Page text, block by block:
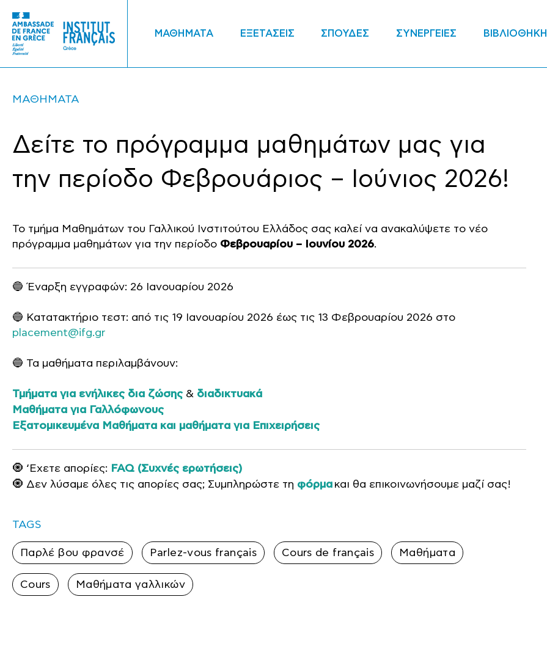
ΜΑΘΗΜΑΤΑ ΕΞΕΤΑΣΕΙΣ ΣΠΟΥΔΕΣ ΣΥΝΕΡΓΕΙΕΣ ΒΙΒΛΙΟΘΗΚΗ
ΜΑΘΗΜΑΤΑ
Δείτε το πρόγραμμα μαθημάτων μας για
την περίοδο Φεβρουάριος – Ιούνιος 2026!
Το τμήμα Μαθημάτων του Γαλλικού Ινστιτούτου Ελλάδος σας καλεί να ανακαλύψετε το νέο
πρόγραμμα μαθημάτων για την περίοδο Φεβρουαρίου – Ιουνίου 2026.
🔵 Έναρξη εγγραφών: 26 Ιανουαρίου 2026
🔵 Κατατακτήριο τεστ: από τις 19 Ιανουαρίου 2026 έως τις 13 Φεβρουαρίου 2026 στο
placement@ifg.gr
🔵 Τα μαθήματα περιλαμβάνουν:
Τμήματα για ενήλικες δια ζώσης& διαδικτυακά
Μαθήματα για Γαλλόφωνους
Εξατομικευμένα Μαθήματα και μαθήματα για Επιχειρήσεις
🧿 ‘Εχετε απορίες: FAQ (Συχνές ερωτήσεις)
🧿 Δεν λύσαμε όλες τις απορίες σας; Συμπληρώστε τη φόρμακαι θα επικοινωνήσουμε μαζί σας!
TAGS
Παρλέ βου φρανσέ Parlez-vous français Cours de français Μαθήματα
Cours Μαθήματα γαλλικών